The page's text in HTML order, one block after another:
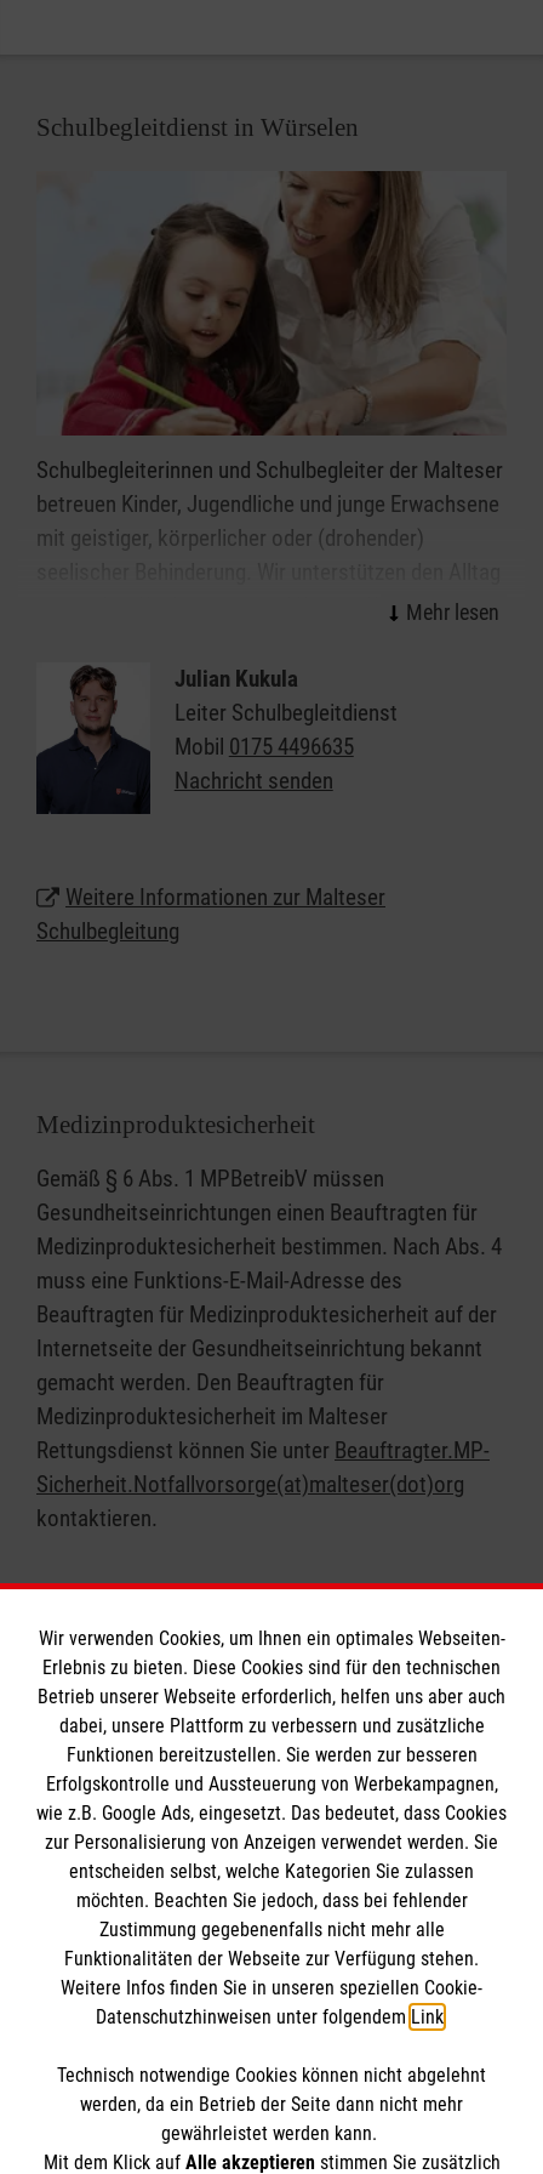
Schulbegleitdienst in Würselen
Schulbegleiterinnen und Schulbegleiter der Malteser
betreuen Kinder, Jugendliche und junge Erwachsene
mit geistiger, körperlicher oder (drohender)
in Schulen, Kindergärten und Kitas in Würselen,
möglichst selbstständig meistern können.
Diese Unterstützung geben wir ganz individuell, je
nachdem was die Kinder und Jugendlichen
brauchen, und im Einklang mit den Vorgaben der
Julian Kukula
Leiter Schulbegleitdienst
Mobil 0175 4496635
Nachricht senden
Weitere Informationen zur Malteser
Schulbegleitung
Medizinproduktesicherheit
Gemäß § 6 Abs. 1 MPBetreibV müssen
Gesundheitseinrichtungen einen Beauftragten für
Medizinproduktesicherheit bestimmen. Nach Abs. 4
muss eine Funktions-E-Mail-Adresse des
Beauftragten für Medizinproduktesicherheit auf der
Internetseite der Gesundheitseinrichtung bekannt
gemacht werden. Den Beauftragten für
Medizinproduktesicherheit im Malteser
Rettungsdienst können Sie unter Beauftragter.MP-
Sicherheit.Notfallvorsorge(at)malteser(dot)org
kontaktieren.
Informationen
Impressum
Datenschutz
Kontakt
Die Malteser
Malteser in Deutschland
Malteserorden
Sharepoint
Spendenkonto
Bank: Pax-Bank für Kirche und Caritas eG
IBAN: DE56370601931004011097
BIC: GENODED1PAX
So finden Sie uns
Wir verwenden Cookies, um Ihnen ein optimales Webseiten-
Erlebnis zu bieten. Diese Cookies sind für den technischen
Betrieb unserer Webseite erforderlich, helfen uns aber auch
dabei, unsere Plattform zu verbessern und zusätzliche
Funktionen bereitzustellen. Sie werden zur besseren
Erfolgskontrolle und Aussteuerung von Werbekampagnen,
wie z.B. Google Ads, eingesetzt. Das bedeutet, dass Cookies
zur Personalisierung von Anzeigen verwendet werden. Sie
entscheiden selbst, welche Kategorien Sie zulassen
möchten. Beachten Sie jedoch, dass bei fehlender
Zustimmung gegebenenfalls nicht mehr alle
Funktionalitäten der Webseite zur Verfügung stehen.
Weitere Infos finden Sie in unseren speziellen Cookie-
Datenschutzhinweisen unter folgendem Link.
Technisch notwendige Cookies können nicht abgelehnt
werden, da ein Betrieb der Seite dann nicht mehr
gewährleistet werden kann.
Mit dem Klick auf Alle akzeptierenstimmen Sie zusätzlich